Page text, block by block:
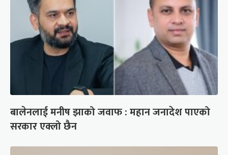
बालेनलाई मनीष झाको जवाफ : महान जनादेश पाएको
सरकार एक्लो छैन